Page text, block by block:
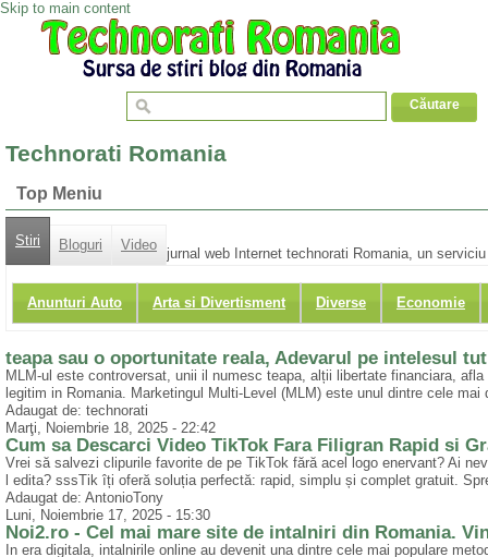
Skip to main content
Technorati Romania
Top Meniu
Stiri Bloguri Video
Anunturi Auto Arta si Divertisment Diverse Economie
jurnal web Internet technorati Romania, un
teapa sau o oportunitate reala, Adevarul pe intelesul
MLM-ul este controversat, unii il numesc teapa, alții libertate financiara,
legitim in Romania. Marketingul Multi-Level (MLM) este unul dintre cele
Adaugat de: technorati
Marţi, Noiembrie 18, 2025 - 22:42
Cum sa Descarci Video TikTok Fara Filigran Rapid si
Vrei să salvezi clipurile favorite de pe TikTok fără acel logo enervant? Ai
l edita? sssTik îți oferă soluția perfectă: rapid, simplu și complet gratuit.
Adaugat de: AntonioTony
Luni, Noiembrie 17, 2025 - 15:30
Noi2.ro - Cel mai mare site de intalniri din Romania.
In era digitala, intalnirile online au devenit una dintre cele mai populare